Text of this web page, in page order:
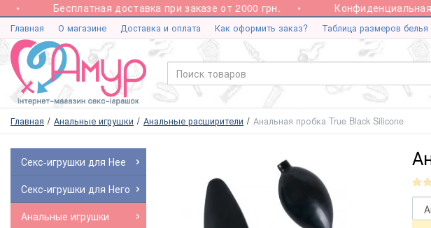
Бесплатная доставка при заказе от 2000 грн. Конфиденциальная
Главная О магазине Доставка и оплата Как оформить заказ? Таблица размеров белья
Главная Анальные игрушки Анальные расширители Анальная пробка True Black Silicone
Секс-игрушки для Нее
Секс-игрушки для Него
Анальные игрушки